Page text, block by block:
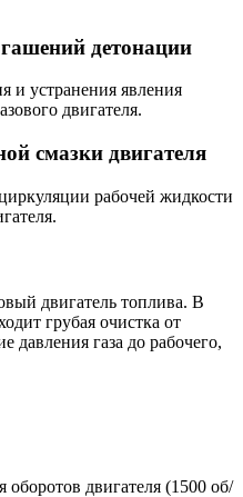
детонации
и устранения явления
двигателя.
смазки двигателя
рабочей жидкости
двигатель топлива. В
грубая очистка от
газа до рабочего,
двигателя (1500 об/